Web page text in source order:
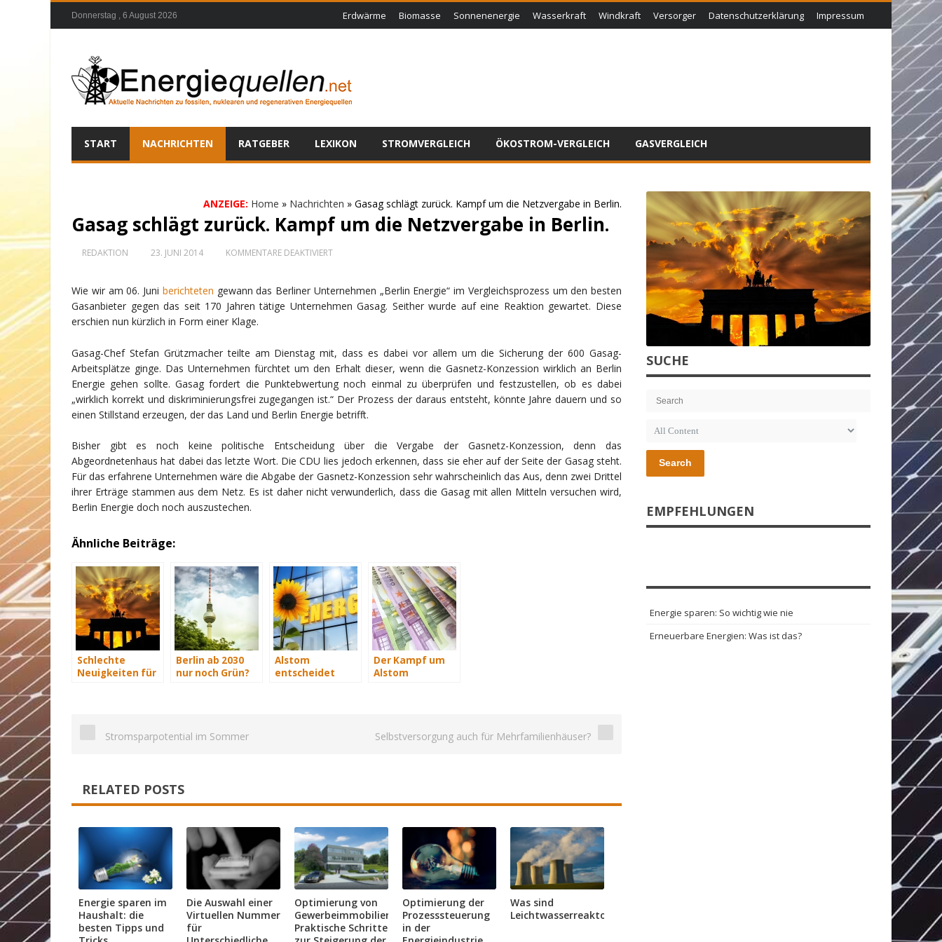
Donnerstag , 6 August 2026 Erdwärme Biomasse Sonnenenergie Wasserkraft Windkraft Versorger Datenschutzerklärung Impressum
START NACHRICHTEN RATGEBER LEXIKON STROMVERGLEICH ÖKOSTROM-VERGLEICH GASVERGLEICH
ANZEIGE: Home » Nachrichten » Gasag schlägt zurück. Kampf um die Netzvergabe in Berlin.
Gasag schlägt zurück. Kampf um die Netzvergabe in Berlin.
REDAKTION 23. JUNI 2014 KOMMENTARE DEAKTIVIERTFÜR
ZURÜCK.
KAMPF
UM
BERLIN.
Wie wir am 06. Juni berichteten gewann das Berliner Unternehmen „Berlin Energie“ im Vergleichsprozess um den besten
Gasanbieter gegen das seit 170 Jahren tätige Unternehmen Gasag. Seither wurde auf eine Reaktion gewartet. Diese
erschien nun kürzlich in Form einer Klage.
Gasag-Chef Stefan Grützmacher teilte am Dienstag mit, dass es dabei vor allem um die Sicherung der 600 Gasag-
Arbeitsplätze ginge. Das Unternehmen fürchtet um den Erhalt dieser, wenn die Gasnetz-Konzession wirklich an Berlin
Energie gehen sollte. Gasag fordert die Punktebwertung noch einmal zu überprüfen und festzustellen, ob es dabei
„wirklich korrekt und diskriminierungsfrei zugegangen ist.“ Der Prozess der daraus entsteht, könnte Jahre dauern und so
einen Stillstand erzeugen, der das Land und Berlin Energie betrifft.
Bisher gibt es noch keine politische Entscheidung über die Vergabe der Gasnetz-Konzession, denn das
Abgeordnetenhaus hat dabei das letzte Wort. Die CDU lies jedoch erkennen, dass sie eher auf der Seite der Gasag steht.
Für das erfahrene Unternehmen wäre die Abgabe der Gasnetz-Konzession sehr wahrscheinlich das Aus, denn zwei Drittel
ihrer Erträge stammen aus dem Netz. Es ist daher nicht verwunderlich, dass die Gasag mit allen Mitteln versuchen wird,
Berlin Energie doch noch auszustechen.
Ähnliche Beiträge:
Schlechte
Neuigkeiten für
für Gasnetz-
Betrieb
Berlin ab 2030
nur noch Grün?
Alstom
entscheidet
Der Kampf um
Alstom
Stromsparpotential im Sommer Selbstversorgung auch für Mehrfamilienhäuser?
RELATED POSTS
Energie sparen im
Haushalt: die
besten Tipps und
Die Auswahl einer
Virtuellen Nummer
für
Optimierung von
Gewerbeimmobilien:
Praktische Schritte
Optimierung der
Prozesssteuerung
in der
Was sind
Leichtwasserreaktoren?
SUCHE
Search
EMPFEHLUNGEN
Energie sparen: So wichtig wie nie
Erneuerbare Energien: Was ist das?